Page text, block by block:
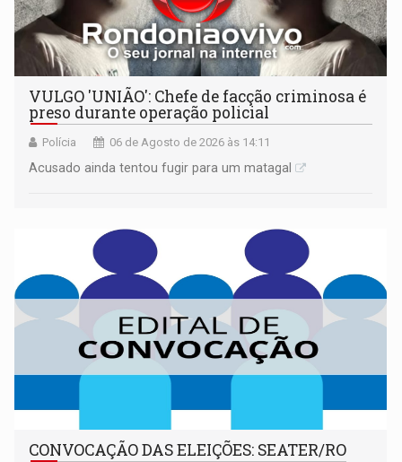
VULGO 'UNIÃO': Chefe de facção criminosa é
preso durante operação policial
Polícia 06 de Agosto de 2026 às 14:11
Acusado ainda tentou fugir para um matagal
CONVOCAÇÃO DAS ELEIÇÕES: SEATER/RO